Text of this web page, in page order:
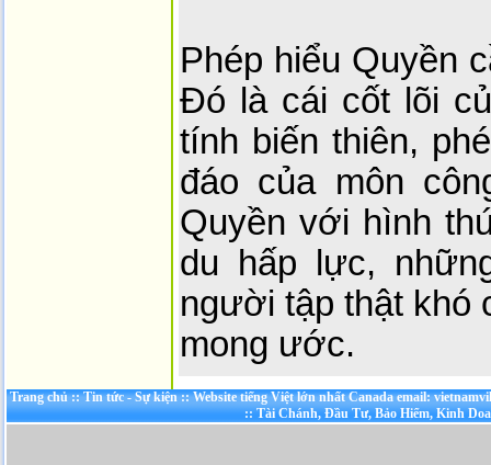
Phép hiểu Quyền
Đó là cái cốt lõi
tính biến thiên,
đáo của môn
Quyền với hình
du hấp lực,
người tập thật khó
mong ước.
Trang chủ::Tin tức - Sự kiện::Website tiếng Việt lớn nhất Canada email:
::Tài Chánh, Đầu Tư, Bảo Hiểm, Kinh